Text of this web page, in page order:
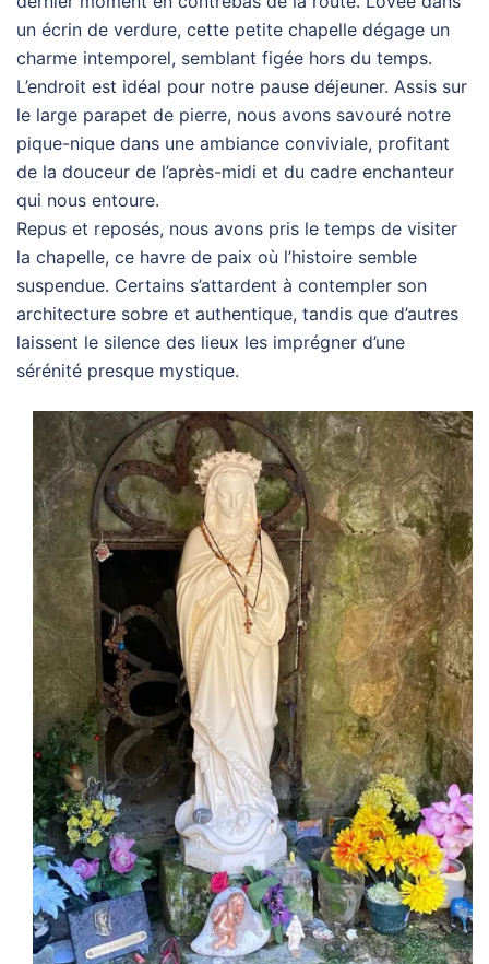
un écrin de verdure, cette petite chapelle dégage un
charme intemporel, semblant figée hors du temps.
L’endroit est idéal pour notre pause déjeuner. Assis sur
le large parapet de pierre, nous avons savouré notre
pique-nique dans une ambiance conviviale, profitant
de la douceur de l’après-midi et du cadre enchanteur
qui nous entoure.
Repus et reposés, nous avons pris le temps de visiter
la chapelle, ce havre de paix où l’histoire semble
suspendue. Certains s’attardent à contempler son
architecture sobre et authentique, tandis que d’autres
laissent le silence des lieux les imprégner d’une
sérénité presque mystique.